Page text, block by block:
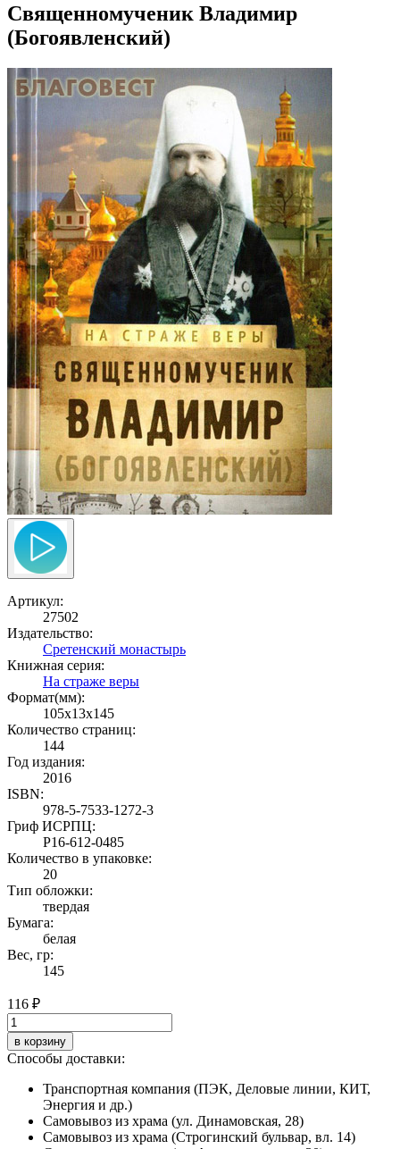
Священномученик Владимир
(Богоявленский)
Артикул:
27502
Издательство:
Сретенский монастырь
Книжная серия:
На страже веры
Формат(мм):
105x13x145
Количество страниц:
144
Год издания:
2016
ISBN:
978-5-7533-1272-3
Гриф ИСРПЦ:
Р16-612-0485
Количество в упаковке:
20
Тип обложки:
твердая
Бумага:
белая
Вес, гр:
145
116 ₽
в корзину
Способы доставки:
Транспортная компания (ПЭК, Деловые линии, КИТ,
Энергия и др.)
Самовывоз из храма (ул. Динамовская, 28)
Самовывоз из храма (Строгинский бульвар, вл. 14)